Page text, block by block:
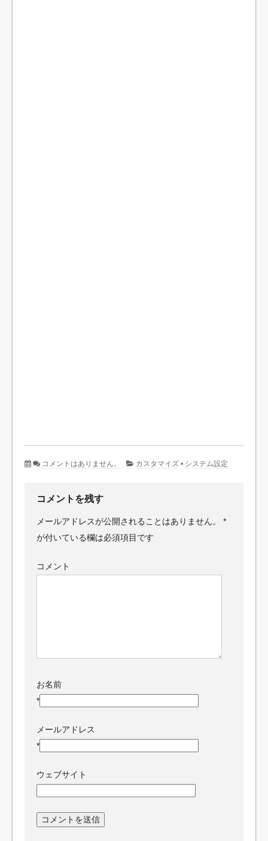
コメントはありません。 カスタマイズ • システム設定
コメントを残す
メールアドレスが公開されることはありません。
*
が付いている欄は必須項目です
コメント
お名前
*
メールアドレス
*
ウェブサイト